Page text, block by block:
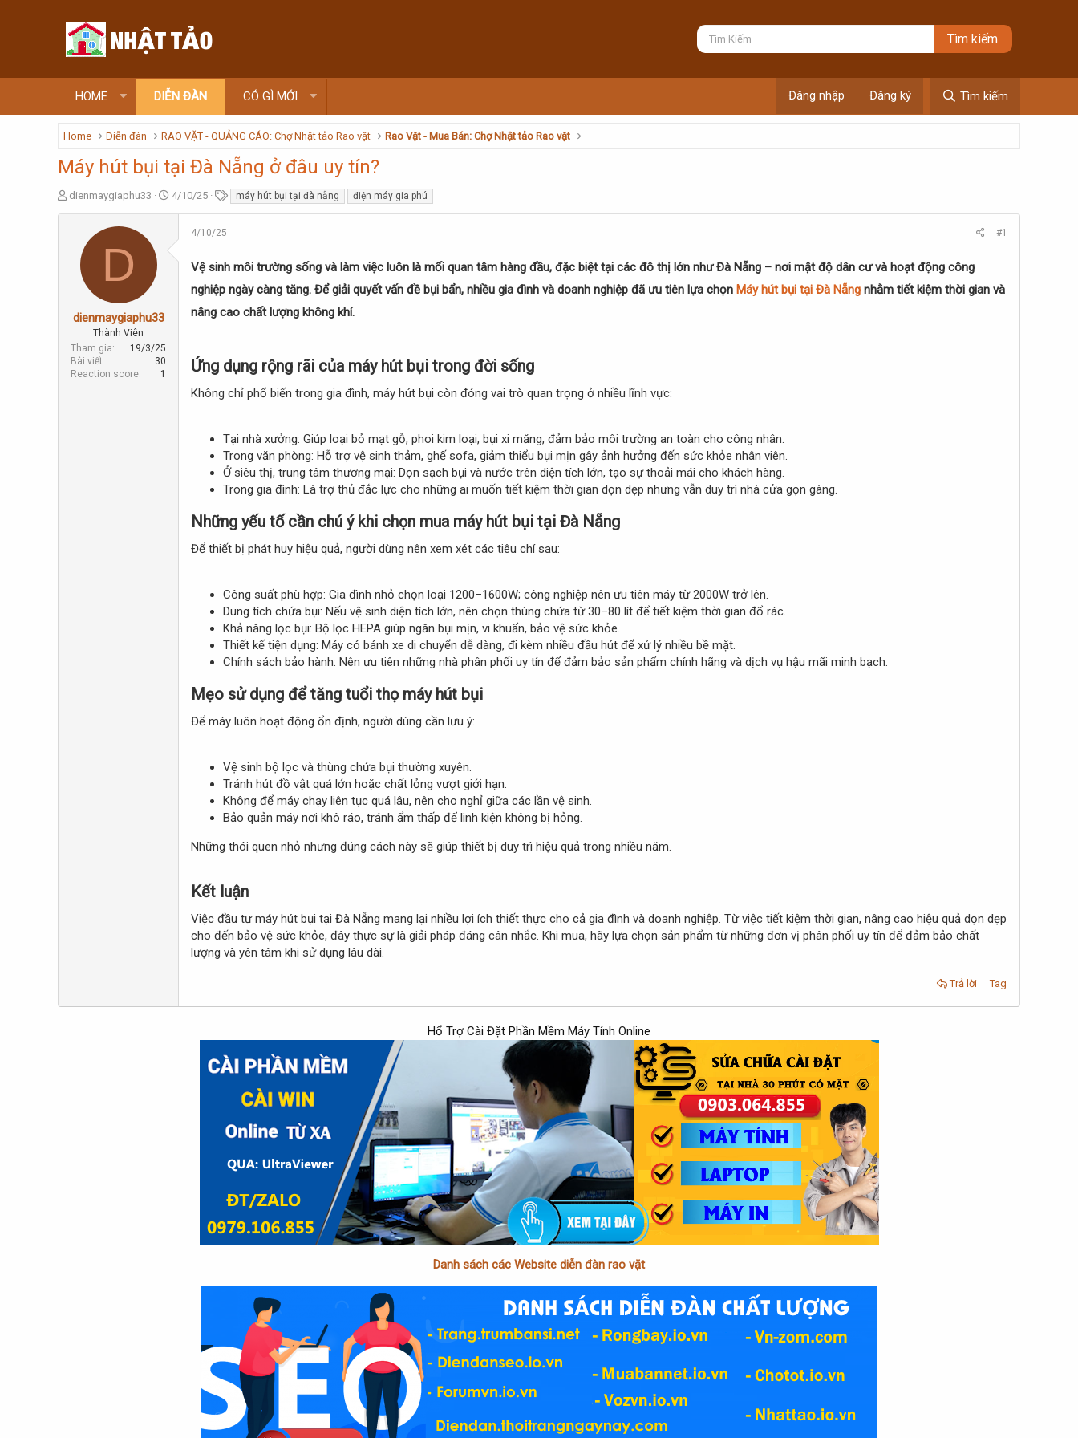
HOME DIỄN ĐÀN CÓ GÌ MỚI Đăng nhập Đăng ký Tìm kiếm
Home Diễn đàn RAO VẶT - QUẢNG CÁO: Chợ Nhật tảo Rao vặt Rao Vặt - Mua Bán: Chợ Nhật tảo Rao vặt
Máy hút bụi tại Đà Nẵng ở đâu uy tín?
T
e
dienmaygiaphu33
N
g
4/10/25
a
máy hút bụi tại đà nẵng điện máy gia phú
D
dienmaygiaphu33
Thành Viên
Tham gia
19/3/25
Bài viết
30
Reaction score
1
4/10/25 #1
Vệ sinh môi trường sống và làm việc luôn là mối quan tâm hàng đầu, đặc biệt tại các đô thị lớn như Đà Nẵng – nơi mật độ dân cư và hoạt động công
nghiệp ngày càng tăng. Để giải quyết vấn đề bụi bẩn, nhiều gia đình và doanh nghiệp đã ưu tiên lựa chọn Máy hút bụi tại Đà Nẵng nhằm tiết kiệm thời gian và
nâng cao chất lượng không khí.
Ứng dụng rộng rãi của máy hút bụi trong đời sống​
Không chỉ phổ biến trong gia đình, máy hút bụi còn đóng vai trò quan trọng ở nhiều lĩnh vực:
Tại nhà xưởng: Giúp loại bỏ mạt gỗ, phoi kim loại, bụi xi măng, đảm bảo môi trường an toàn cho công nhân.
Trong văn phòng: Hỗ trợ vệ sinh thảm, ghế sofa, giảm thiểu bụi mịn gây ảnh hưởng đến sức khỏe nhân viên.
Ở siêu thị, trung tâm thương mại: Dọn sạch bụi và nước trên diện tích lớn, tạo sự thoải mái cho khách hàng.
Trong gia đình: Là trợ thủ đắc lực cho những ai muốn tiết kiệm thời gian dọn dẹp nhưng vẫn duy trì nhà cửa gọn gàng.
Những yếu tố cần chú ý khi chọn mua máy hút bụi tại Đà Nẵng​
Để thiết bị phát huy hiệu quả, người dùng nên xem xét các tiêu chí sau:
Công suất phù hợp: Gia đình nhỏ chọn loại 1200–1600W; công nghiệp nên ưu tiên máy từ 2000W trở lên.
Dung tích chứa bụi: Nếu vệ sinh diện tích lớn, nên chọn thùng chứa từ 30–80 lít để tiết kiệm thời gian đổ rác.
Khả năng lọc bụi: Bộ lọc HEPA giúp ngăn bụi mịn, vi khuẩn, bảo vệ sức khỏe.
Thiết kế tiện dụng: Máy có bánh xe di chuyển dễ dàng, đi kèm nhiều đầu hút để xử lý nhiều bề mặt.
Chính sách bảo hành: Nên ưu tiên những nhà phân phối uy tín để đảm bảo sản phẩm chính hãng và dịch vụ hậu mãi minh bạch.
Mẹo sử dụng để tăng tuổi thọ máy hút bụi​
Để máy luôn hoạt động ổn định, người dùng cần lưu ý:
Vệ sinh bộ lọc và thùng chứa bụi thường xuyên.
Tránh hút đồ vật quá lớn hoặc chất lỏng vượt giới hạn.
Không để máy chạy liên tục quá lâu, nên cho nghỉ giữa các lần vệ sinh.
Bảo quản máy nơi khô ráo, tránh ẩm thấp để linh kiện không bị hỏng.
Những thói quen nhỏ nhưng đúng cách này sẽ giúp thiết bị duy trì hiệu quả trong nhiều năm.
Kết luận​
Việc đầu tư máy hút bụi tại Đà Nẵng mang lại nhiều lợi ích thiết thực cho cả gia đình và doanh nghiệp. Từ việc tiết kiệm thời gian, nâng cao hiệu quả dọn dẹp
cho đến bảo vệ sức khỏe, đây thực sự là giải pháp đáng cân nhắc. Khi mua, hãy lựa chọn sản phẩm từ những đơn vị phân phối uy tín để đảm bảo chất
lượng và yên tâm khi sử dụng lâu dài.
Trả lời Tag
Hổ Trợ Cài Đặt Phần Mềm Máy Tính Online
Danh sách các Website diễn đàn rao vặt